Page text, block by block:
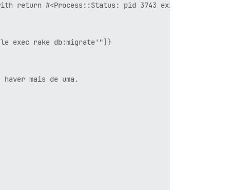
return #<Process::Status: pid 3743 exit 1>
exec rake db:migrate'"]}
mais de uma.